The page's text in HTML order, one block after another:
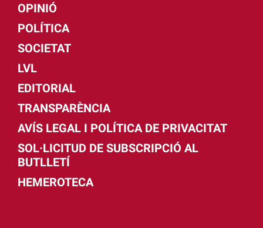
OPINIÓ
POLÍTICA
SOCIETAT
LVL
EDITORIAL
TRANSPARÈNCIA
AVÍS LEGAL I POLÍTICA DE PRIVACITAT
SOL·LICITUD DE SUBSCRIPCIÓ AL
BUTLLETÍ
HEMEROTECA